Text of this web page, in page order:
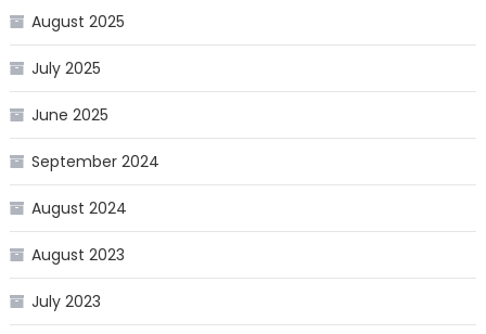
August 2025
July 2025
June 2025
September 2024
August 2024
August 2023
July 2023